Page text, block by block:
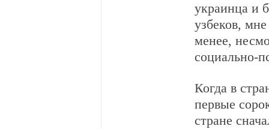
украинца и
узбеков,
менее,
социально-
Когда в
первые
стране